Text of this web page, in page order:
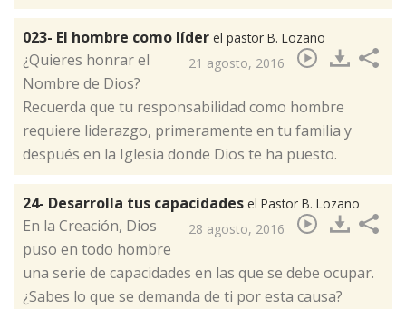
023- El hombre como líder el pastor B. Lozano
21 agosto, 2016
¿Quieres honrar el
Nombre de Dios?
Recuerda que tu responsabilidad como hombre
requiere liderazgo, primeramente en tu familia y
después en la Iglesia donde Dios te ha puesto.
24- Desarrolla tus capacidades el Pastor B. Lozano
28 agosto, 2016
En la Creación, Dios
puso en todo hombre
una serie de capacidades en las que se debe ocupar.
¿Sabes lo que se demanda de ti por esta causa?